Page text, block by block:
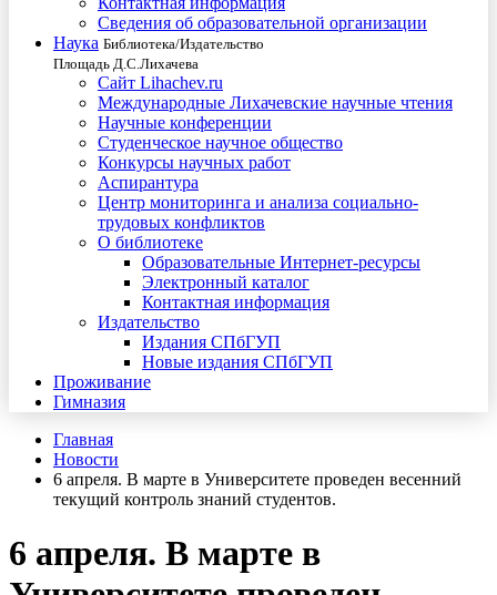
Сведения об образовательной организации
Наука Библиотека/Издательство
Площадь Д.С.Лихачева
Сайт Lihachev.ru
Международные Лихачевские научные чтения
Научные конференции
Студенческое научное общество
Конкурсы научных работ
Аспирантура
Центр мониторинга и анализа социально-
трудовых конфликтов
О библиотеке
Образовательные Интернет-ресурсы
Электронный каталог
Контактная информация
Издательство
Издания СПбГУП
Новые издания СПбГУП
Проживание
Гимназия
Главная
Новости
6 апреля. В марте в Университете проведен весенний
текущий контроль знаний студентов.
6 апреля. В марте в